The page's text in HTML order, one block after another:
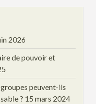
2026
de pouvoir et
peuvent-ils
? 15 mars 2024